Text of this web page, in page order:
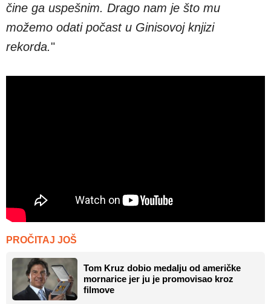
čine ga uspešnim. Drago nam je što mu
možemo odati počast u Ginisovoj knjizi
rekorda."
PROČITAJ JOŠ
Tom Kruz dobio medalju od američke
mornarice jer ju je promovisao kroz
filmove